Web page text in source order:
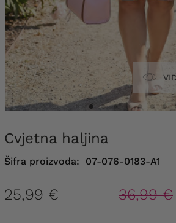
Cvjetna haljina
Šifra proizvoda: 07-076-0183-A1
25,99 € 36,99 €